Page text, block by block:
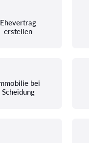
Ehevertrag
erstellen
bei
Scheidung